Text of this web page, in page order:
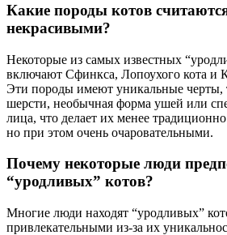
Какие породы котов
некрасивыми?
Некоторые из самых известных
включают Сфинкса, Лопоухого кота и
Эти породы имеют уникальные черты,
шерсти, необычная форма ушей или
лица, что делает их менее
но при этом очень очаровательными.
Почему некоторые люди
“уродливых” котов?
Многие люди находят “уродливых”
привлекательными из-за их